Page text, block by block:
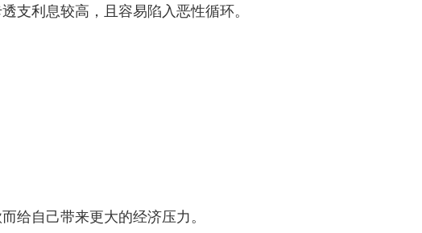
支利息较高，且容易陷入恶性循环。
给自己带来更大的经济压力。